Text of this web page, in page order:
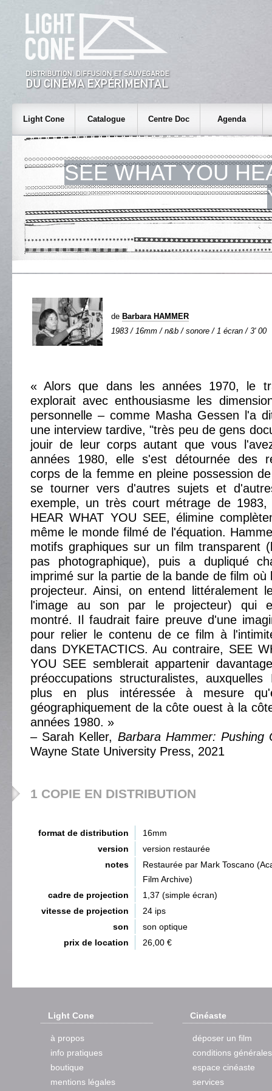
Light Cone Catalogue Centre Doc Agenda
SEE WHAT YOU
de Barbara HAMMER
1983 / 16mm / n&b / sonore / 1 écran / 3' 00
« Alors que dans les années 1970, le
explorait avec enthousiasme les
personnelle – comme Masha Gessen l'a
une interview tardive, "très peu de gens
jouir de leur corps autant que vous
années 1980, elle s'est détournée des
corps de la femme en pleine possession
se tourner vers d'autres sujets et
exemple, un très court métrage de 1983,
HEAR WHAT YOU SEE, élimine
même le monde filmé de l'équation.
motifs graphiques sur un film transparent
pas photographique), puis a dupliqué
imprimé sur la partie de la bande de film où
projecteur. Ainsi, on entend littéralement
l'image au son par le projecteur) qui
montré. Il faudrait faire preuve d'une
pour relier le contenu de ce film à
dans DYKETACTICS. Au contraire, SEE
YOU SEE semblerait appartenir
préoccupations structuralistes,
plus en plus intéressée à mesure
géographiquement de la côte ouest à la
années 1980. »
– Sarah Keller, Barbara Hammer:
Wayne State University Press, 2021
1 COPIE EN DISTRIBUTION
format de distribution
16mm
version
version restaurée
notes
Restaurée par Mark Toscano
Film Archive)
cadre de projection
1,37 (simple écran)
vitesse de projection
24 ips
son
son optique
prix de location
26,00 €
Light Cone
à propos
info pratiques
boutique
mentions légales
Cinéaste
déposer un film
conditions générales
espace cinéaste
services